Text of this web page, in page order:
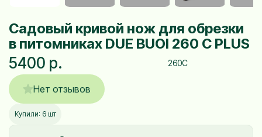
Нет отзывов
Купили: 6 шт
Садовый кривой нож для обрезки
в питомниках DUE BUOI 260 C PLUS
5400 р. 260C